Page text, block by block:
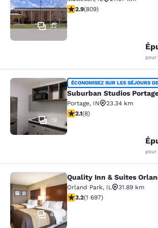
32
2.87 étoiles. Moyen. 809
2.9(809)
pour
Suburban Studios
19
ÉCONOMISEZ SUR LES SÉJOURS
Suburban Studios
Portage, IN
23.34 km
2.12 étoiles. Moyen. 8
2.1(8)
pour
Quality Inn & Suites
48
Quality Inn & Suites
Orland Park, IL
31.89 km
3.22 étoiles. Bien. 1697
3.2(1 697)